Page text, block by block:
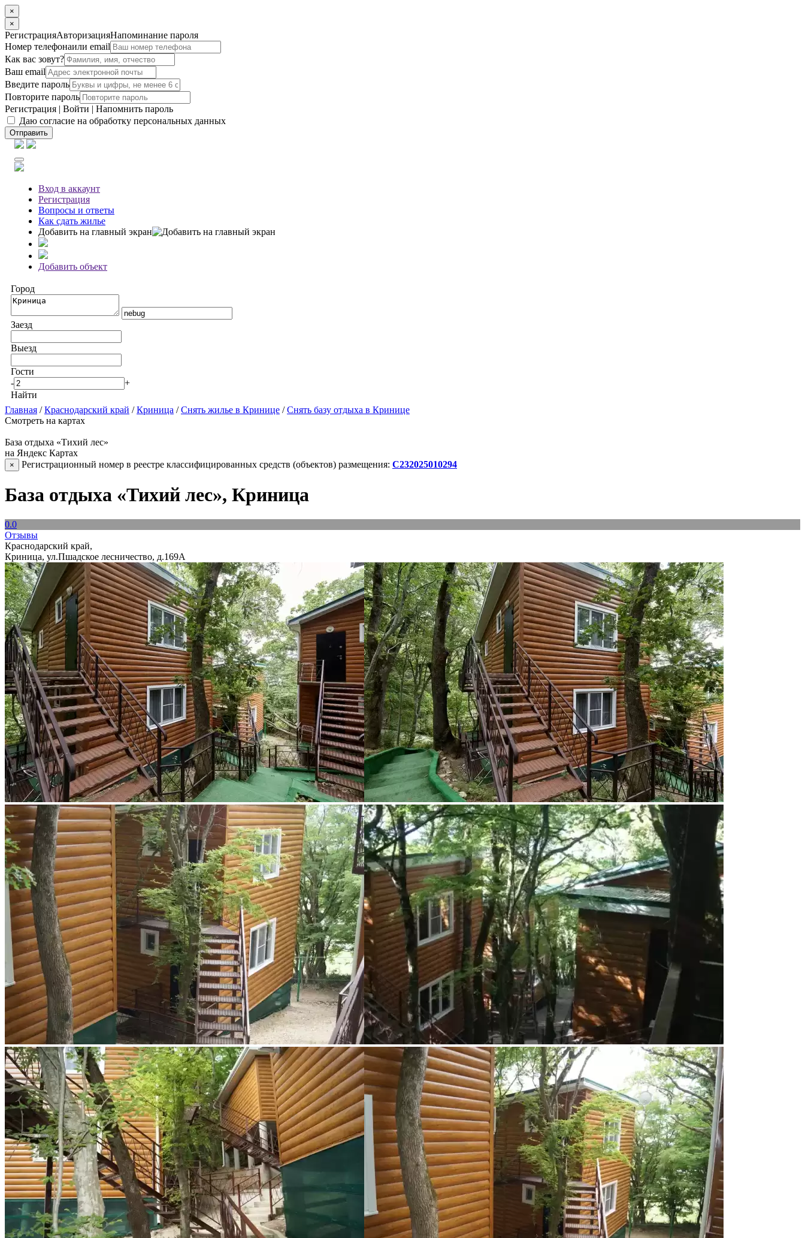
×
×
РегистрацияАвторизацияНапоминание пароля
Номер телефонаили email
Как вас зовут?
Ваш email
Введите пароль
Повторите пароль
Регистрация | Войти | Напомнить пароль
Даю согласие на обработку персональных данных
Отправить
Вход в аккаунт
Регистрация
Вопросы и ответы
Как сдать жилье
Добавить на главный экран
Добавить объект
Город
Заезд
Выезд
Гости
-
+
Найти
Главная /Краснодарский край /Криница /Снять жилье в Кринице /Снять базу отдыха в Кринице
Смотреть на картах
База отдыха «Тихий лес»
на Яндекс Картах
× Регистрационный номер в реестре классифицированных средств (объектов) размещения: С232025010294
База отдыха «Тихий лес», Криница
0.0
Отзывы
Краснодарский край,
Криница, ул.Пшадское лесничество, д.169А